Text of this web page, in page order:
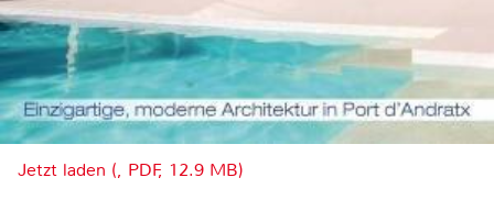
Jetzt laden (, PDF, 12.9 MB)